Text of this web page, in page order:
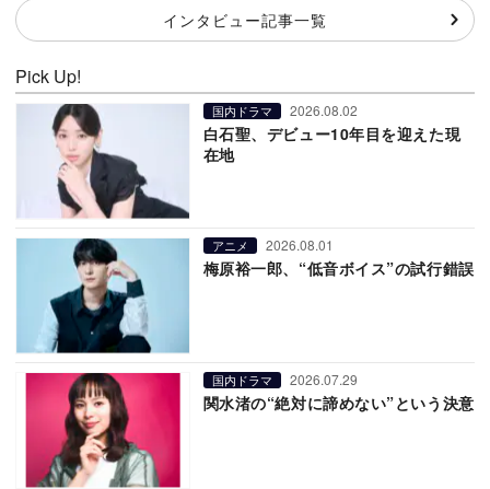
インタビュー記事一覧
Pick Up!
国内ドラマ 2026.08.02
白石聖、デビュー10年目を迎えた現
在地
アニメ 2026.08.01
梅原裕一郎、“低音ボイス”の試行錯誤
国内ドラマ 2026.07.29
関水渚の“絶対に諦めない”という決意